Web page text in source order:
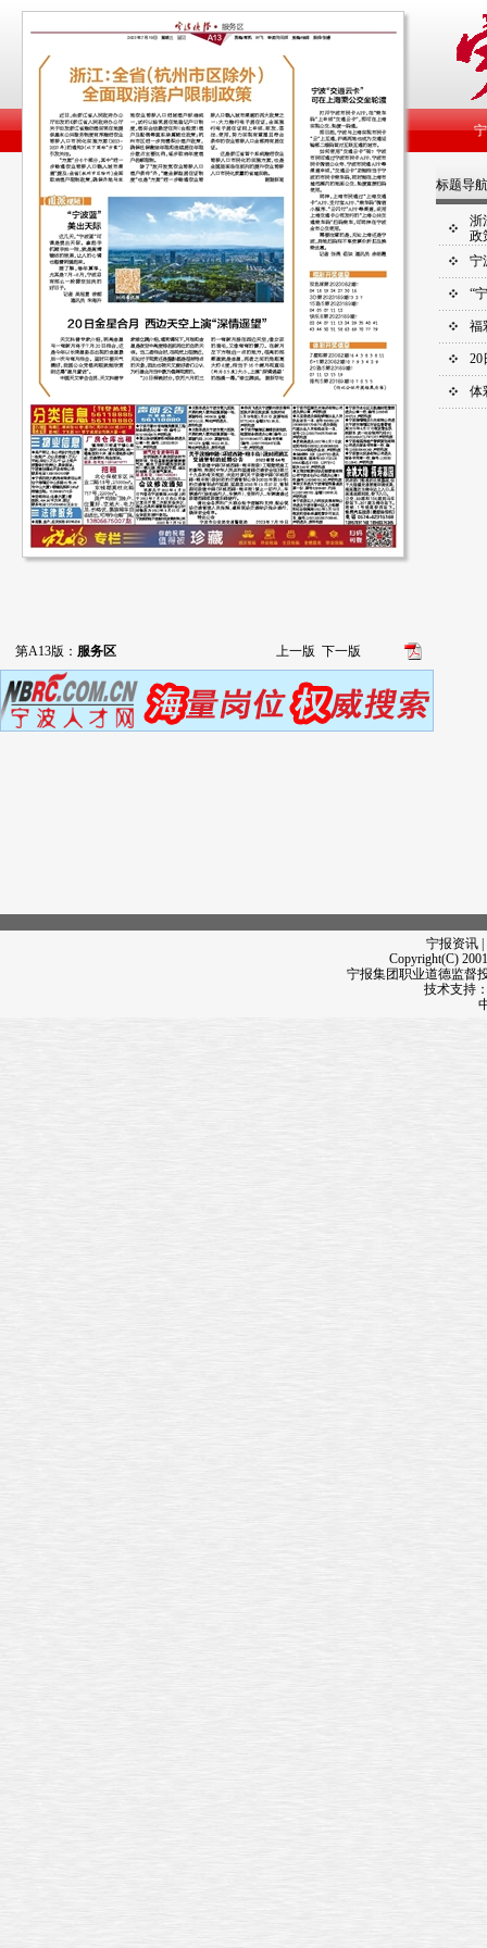
第A13版： 服务区 上一版 下一版
标题导航
浙
政
宁
“
福
20
体
宁报资讯
Copyright(C)
宁报集团职业道德监督
技术支持